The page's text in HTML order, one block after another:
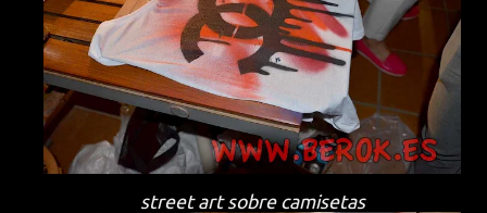
street art sobre camisetas